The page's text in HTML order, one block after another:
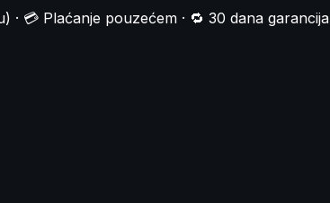
💳 Plaćanje pouzećem · 🔁 30 dana garancija